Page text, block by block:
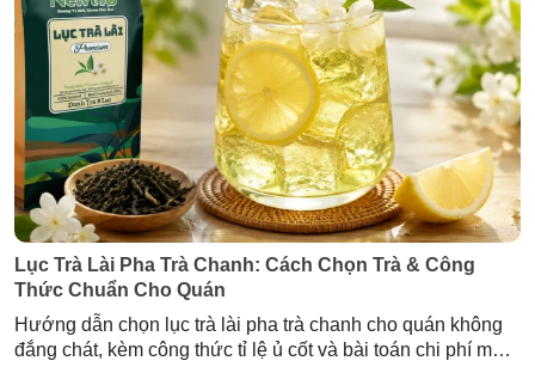
Lục Trà Lài Pha Trà Chanh: Cách Chọn Trà & Công
Thức Chuẩn Cho Quán
Hướng dẫn chọn lục trà lài pha trà chanh cho quán không
đắng chát, kèm công thức tỉ lệ ủ cốt và bài toán chi phí mỗi